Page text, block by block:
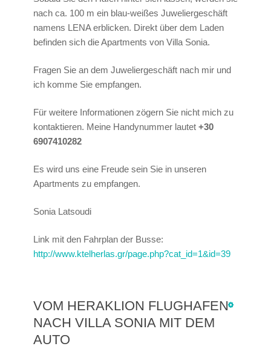
nach ca. 100 m ein blau-weißes Juweliergeschäft
namens LENA erblicken. Direkt über dem Laden
befinden sich die Apartments von Villa Sonia.
Fragen Sie an dem Juweliergeschäft nach mir und
ich komme Sie empfangen.
Für weitere Informationen zögern Sie nicht mich zu
kontaktieren. Meine Handynummer lautet +30
6907410282
Es wird uns eine Freude sein Sie in unseren
Apartments zu empfangen.
Sonia Latsoudi
Link mit den Fahrplan der Busse:
http://www.ktelherlas.gr/page.php?cat_id=1&id=39
VOM HERAKLION FLUGHAFEN
NACH VILLA SONIA MIT DEM
AUTO